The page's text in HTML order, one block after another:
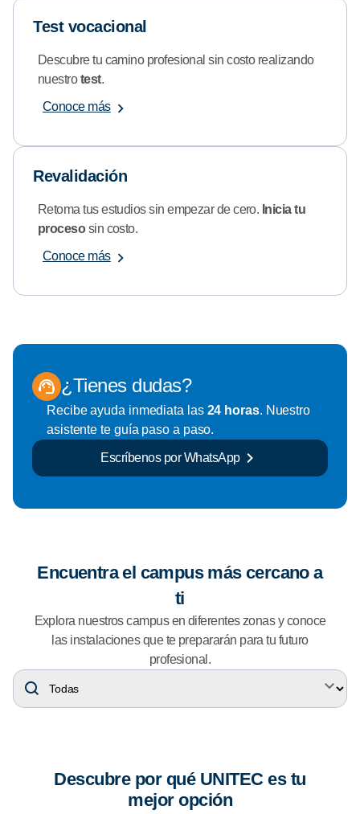
Test vocacional
Descubre tu camino profesional sin costo realizando
nuestrotest.
Conoce más
Revalidación
Retoma tus estudios sin empezar de cero. Inicia tu
procesosin costo.
Conoce más
¿Tienes dudas?
Recibe ayuda inmediata las 24 horas. Nuestro
asistente te guía paso a paso.
Escríbenos por WhatsApp
Encuentra el campus más cercano a
ti
Explora nuestros campus en diferentes zonas y conoce
las instalaciones que te prepararán para tu futuro
profesional.
Descubre por qué UNITEC es tu
mejor opción